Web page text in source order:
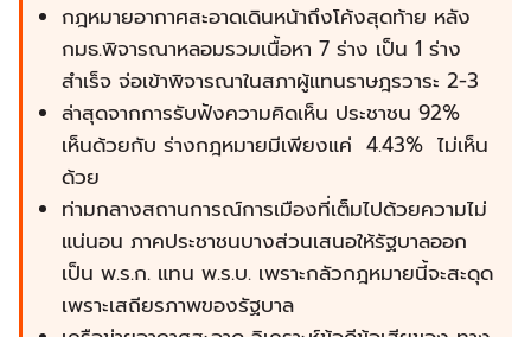
กฎหมายอากาศสะอาดเดินหน้าถึงโค้งสุดท้าย หลัง
กมธ.พิจารณาหลอมรวมเนื้อหา 7 ร่าง เป็น 1 ร่าง
สำเร็จ จ่อเข้าพิจารณาในสภาผู้แทนราษฎรวาระ 2-3
ล่าสุดจากการรับฟังความคิดเห็น ประชาชน 92%
เห็นด้วยกับ ร่างกฎหมายมีเพียงแค่ 4.43% ไม่เห็น
ด้วย
ท่ามกลางสถานการณ์การเมืองที่เต็มไปด้วยความไม่
แน่นอน ภาคประชาชนบางส่วนเสนอให้รัฐบาลออก
เป็น พ.ร.ก. แทน พ.ร.บ. เพราะกลัวกฎหมายนี้จะสะดุด
เพราะเสถียรภาพของรัฐบาล